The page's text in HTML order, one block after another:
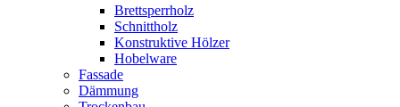
Brettsperrholz
Schnittholz
Konstruktive Hölzer
Hobelware
Fassade
Dämmung